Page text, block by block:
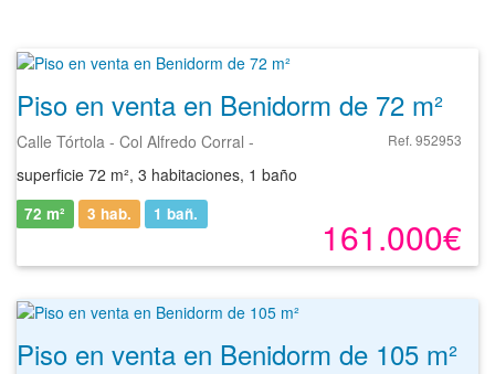
Piso en venta en Benidorm de 72 m²
Calle Tórtola - Col Alfredo Corral - Ref. 952953
superficie 72 m², 3 habitaciones, 1 baño
161.000€
72 m² 3 hab. 1 bañ.
Piso en venta en Benidorm de 105 m²